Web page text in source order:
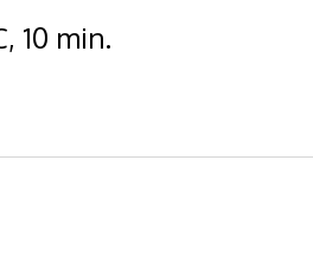
10 min.